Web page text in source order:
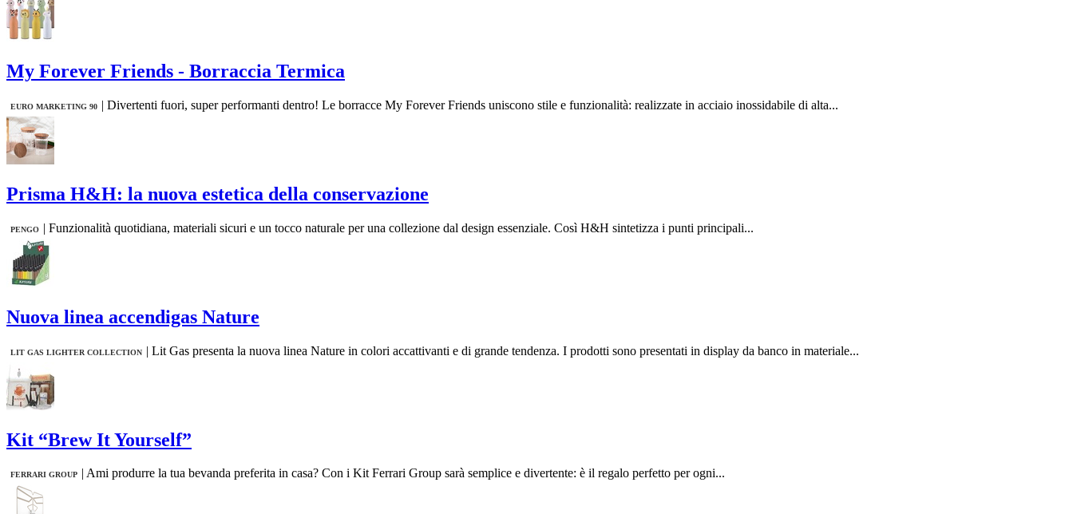
My Forever Friends - Borraccia Termica
EURO MARKETING 90 | Divertenti fuori, super performanti dentro! Le borracce My Forever Friends uniscono stile e funzionalità: realizzate in acciaio inossidabile di alta...
​Prisma H&H: la nuova estetica della conservazione
PENGO | Funzionalità quotidiana, materiali sicuri e un tocco naturale per una collezione dal design essenziale. Così H&H sintetizza i punti principali...
Nuova linea accendigas Nature
LIT GAS LIGHTER COLLECTION | Lit Gas presenta la nuova linea Nature in colori accattivanti e di grande tendenza. I prodotti sono presentati in display da banco in materiale...
Kit “Brew It Yourself”
FERRARI GROUP | Ami produrre la tua bevanda preferita in casa? Con i Kit Ferrari Group sarà semplice e divertente: è il regalo perfetto per ogni...